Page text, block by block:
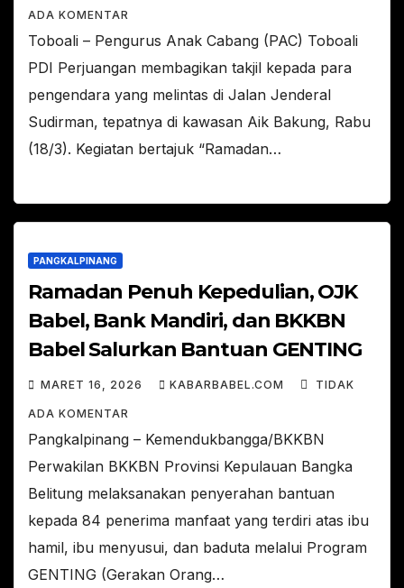
ADA KOMENTAR
Toboali – Pengurus Anak Cabang (PAC) Toboali
PDI Perjuangan membagikan takjil kepada para
pengendara yang melintas di Jalan Jenderal
Sudirman, tepatnya di kawasan Aik Bakung, Rabu
(18/3). Kegiatan bertajuk “Ramadan…
PANGKALPINANG
Ramadan Penuh Kepedulian, OJK
Babel, Bank Mandiri, dan BKKBN
Babel Salurkan Bantuan GENTING
MARET 16, 2026 KABARBABEL.COM TIDAK
ADA KOMENTAR
Pangkalpinang – Kemendukbangga/BKKBN
Perwakilan BKKBN Provinsi Kepulauan Bangka
Belitung melaksanakan penyerahan bantuan
kepada 84 penerima manfaat yang terdiri atas ibu
hamil, ibu menyusui, dan baduta melalui Program
GENTING (Gerakan Orang…